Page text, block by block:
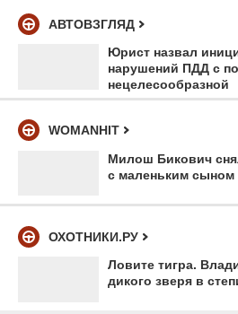
АВТОВЗГЛЯД
Юрист назвал
нарушений ПДД с
нецелесообразной
WOMANHIT
Милош Бикович
с маленьким
ОХОТНИКИ.РУ
Ловите тигра.
дикого зверя в